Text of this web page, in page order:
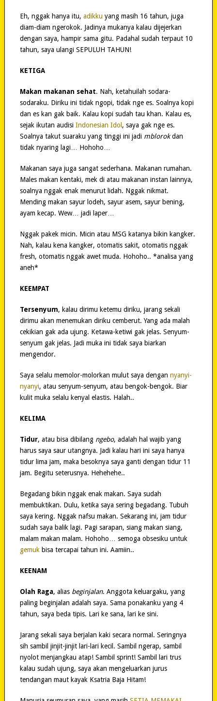
Eh, nggak hanya itu, adikku yang masih 16 tahun, juga
diam-diam ngerokok. Jadinya mukanya kalau dijejerkan
dengan saya, hampir sama gitu. Padahal sudah terpaut 10
tahun, saya ulangi SEPULUH TAHUN!
KETIGA
Makan makanan sehat. Nah, ketahuilah sodara-
sodaraku. Diriku ini tidak ngopi, tidak nge es. Soalnya kopi
dan es kan gak baik. Kalau kopi sudah tau khan. Kalau es,
sejak ikutan audisi Indonesian Idol , saya gak nge es.
Soalnya takut suaraku yang tinggi ini jadi mblorokdan
tidak nyaring lagi… Hohoho…
Makanan saya juga sangat sederhana. Makanan rumahan.
Males makan kentaki, mek di atau makanan instan lainnya,
soalnya nggak enak menurut lidah. Nggak nikmat.
Mending makan sayur lodeh, sayur asem, sayur bening,
ayam kecap. Wew… jadi laper…
Nggak pakek micin. Micin atau MSG katanya bikin kangker.
Nah, kalau kena kangker, otomatis sakit, otomatis nggak
fresh, otomatis nggak awet muda. Hohoho.. *analisa yang
aneh*
KEEMPAT
Tersenyum, kalau dirimu ketemu diriku, jarang sekali
dirimu akan menemukan diriku cemberut. Yang ada malah
cekikian gak ada ujung. Ketawa-ketiwi gak jelas. Senyum-
senyum gak jelas. Jadi muka ini tidak saya biarkan
mengendor.
Saya selalu memolor-molorkan mulut saya dengan nyanyi-
nyanyi, atau senyum-senyum, atau bengok-bengok. Biar
kulit muka selalu kenyal elastis. Halah..
KELIMA
Tidur, atau bisa dibilang ngebo, adalah hal wajib yang
harus saya saur utangnya. Jadi kalau hari ini saya hanya
tidur lima jam, maka besoknya saya ganti dengan tidur 11
jam. Begitu seterusnya. Hehehehe..
Begadang bikin nggak enak makan. Saya sudah
membuktikan. Dulu, ketika saya sering begadang. Tubuh
saya kering. Nggak nafsu makan. Sekarang ini, jam tidur
sudah saya balik lagi. Pagi sarapan, siang makan siang,
malam makan malam. Hohoho… semoga obsesiku untuk
gemuk bisa tercapai tahun ini. Aamiin..
KEENAM
Olah Raga, alias beginjalan. Anggota keluargaku, yang
paling beginjalan adalah saya. Sama ponakanku yang 4
tahun, saya beda tipis. Lari ke sana, lari ke sini.
Jarang sekali saya berjalan kaki secara normal. Seringnya
sih sambil jinjit-jinjit lari-lari kecil. Sambil ngerap, sambil
nyolot menjangkau atap! Sambil sprint! Sambil lari trus
kalau sudah ujung, saya akan mengeluarkan jurus
tendangan maut kayak Ksatria Baja Hitam!